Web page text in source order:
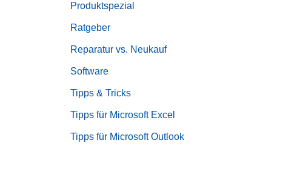
Produktspezial
Ratgeber
Reparatur vs. Neukauf
Software
Tipps & Tricks
Tipps für Microsoft Excel
Tipps für Microsoft Outlook